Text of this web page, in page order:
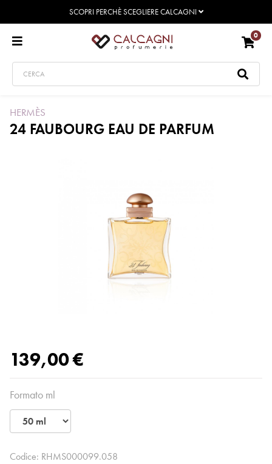
SCOPRI PERCHÈ SCEGLIERE CALCAGNI
0
HERMÈS
24 FAUBOURG EAU DE PARFUM
139,00 €
Formato ml
Codice: RHMS000099.058